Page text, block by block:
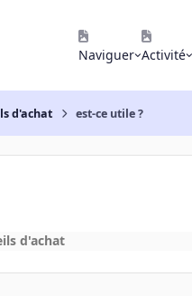
Naviguer Activité
d'achat est-ce utile ?
d'achat